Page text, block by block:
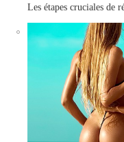
Les étapes cruciales de